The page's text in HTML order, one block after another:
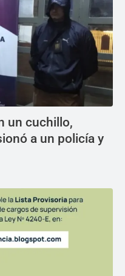
un cuchillo,
a un policía y